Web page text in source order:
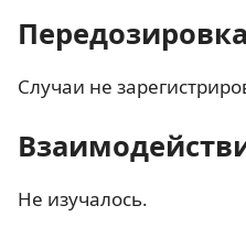
Передозировка
Случаи не
Не изучалось.